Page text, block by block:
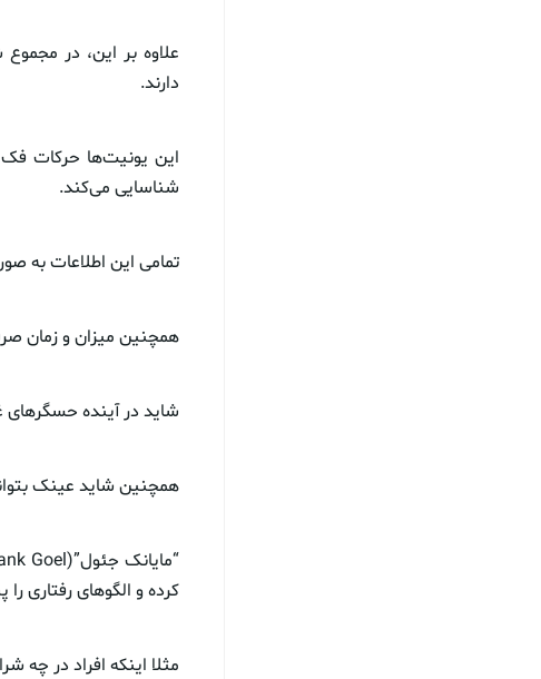
علاوه بر این، در
دارند.
این یونیت‌ها حرکات
شناسایی می‌کند.
تمامی این اطلاعات به
همچنین میزان و زمان
شاید در آینده حسگرهای
همچنین شاید عینک
کرده و الگوهای رفتاری را
مثلا اینکه افراد در چه